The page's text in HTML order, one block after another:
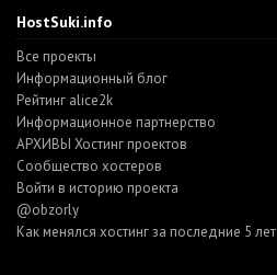
HostSuki.info
Все проекты
Информационный блог
Рейтинг alice2k
Информационное партнерство
АРХИВЫ Хостинг проектов
Cообщество хостеров
Войти в историю проекта
@obzorly
Как менялся хостинг за последние 5 лет